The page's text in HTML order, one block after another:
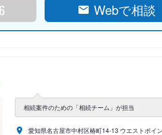
Webで相談
相続案件のための「相続チーム」が担当
愛知県名古屋市中村区椿町14-13 ウエストポイ